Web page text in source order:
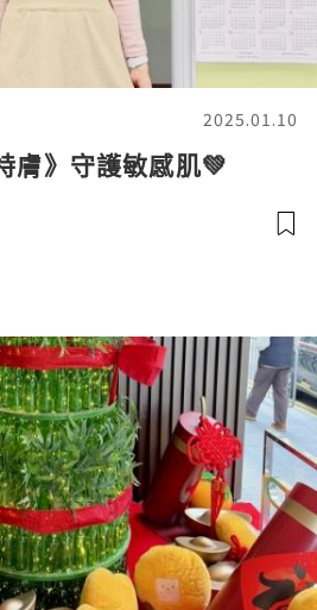
2025.01.10
膚》守護敏感肌💚